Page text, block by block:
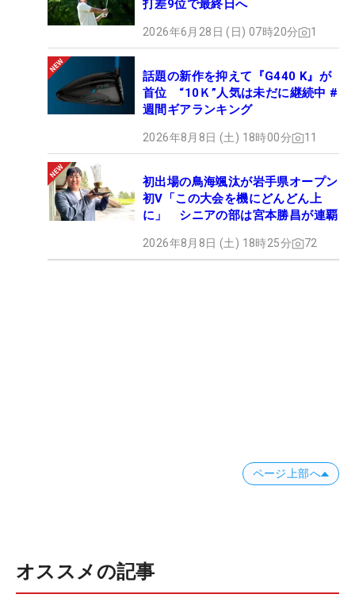
打差9位で最終日へ
2026年6月28日 (日) 07時20分 1
話題の新作を抑えて『G440 K』が
首位 “10Ｋ”人気は未だに継続中 #
週間ギアランキング
2026年8月8日 (土) 18時00分 11
初出場の鳥海颯汰が岩手県オープン
初V「この大会を機にどんどん上
に」 シニアの部は宮本勝昌が連覇
2026年8月8日 (土) 18時25分 72
ページ上部へ
オススメの記事